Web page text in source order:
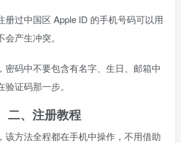
册过中国区 Apple ID 的手机号码可以用
产生冲突。
密码中不要包含有名字、生日、邮箱中
证码那一步。
二、注册教程
该方法全程都在手机中操作，不用借助